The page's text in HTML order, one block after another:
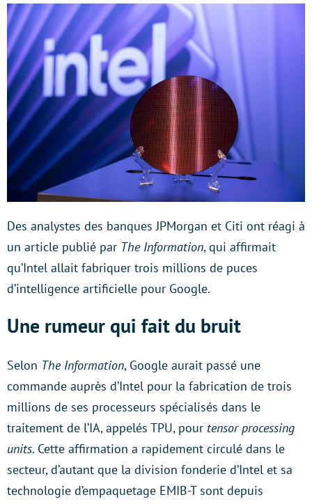
Des analystes des banques JPMorgan et Citi ont réagi à
un article publié par The Information, qui affirmait
qu’Intel allait fabriquer trois millions de puces
d’intelligence artificielle pour Google.
Une rumeur qui fait du bruit
Selon The Information, Google aurait passé une
commande auprès d’Intel pour la fabrication de trois
millions de ses processeurs spécialisés dans le
traitement de l’IA, appelés TPU, pour tensor processing
units. Cette affirmation a rapidement circulé dans le
secteur, d’autant que la division fonderie d’Intel et sa
technologie d’empaquetage EMIB-T sont depuis